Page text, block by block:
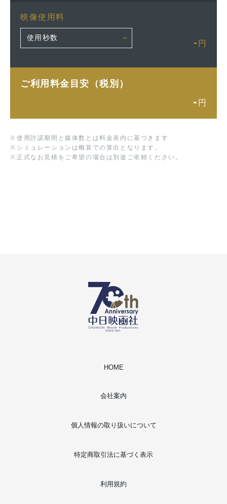
映像使用料
- 円
ご利用料金目安（税別）
- 円
※ 使用許諾期間と媒体数とは料金表内に基づきます
※ シミュレーションは概算での算出となります。
※ 正式なお見積をご希望の場合は別途ご依頼ください。
HOME
会社案内
個人情報の取り扱いについて
特定商取引法に基づく表示
利用規約